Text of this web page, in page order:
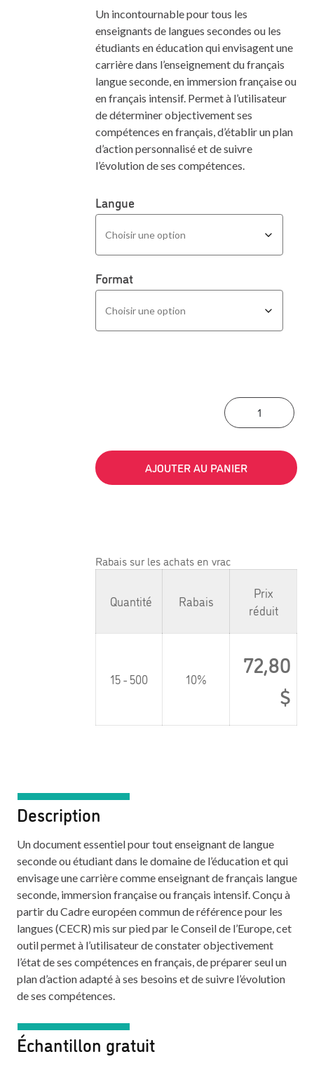
Un incontournable pour tous les
enseignants de langues secondes ou les
étudiants en éducation qui envisagent une
carrière dans l’enseignement du français
langue seconde, en immersion française ou
en français intensif. Permet à l’utilisateur
de déterminer objectivement ses
compétences en français, d’établir un plan
d’action personnalisé et de suivre
l’évolution de ses compétences.
Langue
Format
AJOUTER AU PANIER
Rabais sur les achats en vrac
Quantité Rabais
Prix
réduit
15 - 500 10%
72,80
$
Description
Un document essentiel pour tout enseignant de langue
seconde ou étudiant dans le domaine de l’éducation et qui
envisage une carrière comme enseignant de français langue
seconde, immersion française ou français intensif. Conçu à
partir du Cadre européen commun de référence pour les
langues (CECR) mis sur pied par le Conseil de l’Europe, cet
outil permet à l’utilisateur de constater objectivement
l’état de ses compétences en français, de préparer seul un
plan d’action adapté à ses besoins et de suivre l’évolution
de ses compétences.
Échantillon gratuit